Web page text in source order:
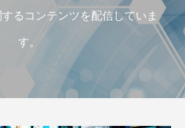
役
るコンテンツを配信していま
す。